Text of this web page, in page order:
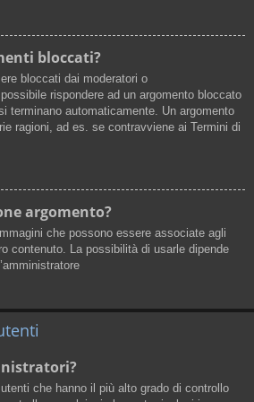
bloccati?
bloccati dai moderatori o
rispondere ad un argomento bloccato
terminano automaticamente. Un argomento
ragioni, ad es. se contravviene ai Termini di
argomento?
che possono essere associate agli
contenuto. La possibilità di usarle dipende
che hanno il più alto grado di controllo